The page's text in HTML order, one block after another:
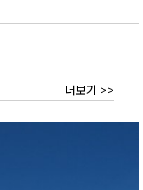
더보기 >>